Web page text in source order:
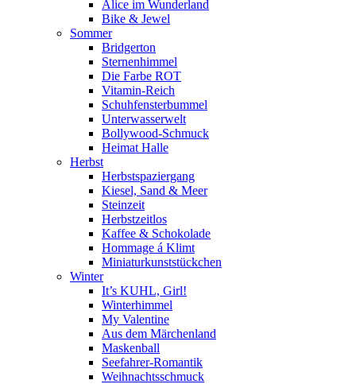
Alice im Wunderland
Bike & Jewel
Sommer
Bridgerton
Sternenhimmel
Die Farbe ROT
Vitamin-Reich
Schuhfensterbummel
Unterwasserwelt
Bollywood-Schmuck
Heimat Halle
Herbst
Herbstspaziergang
Kiesel, Sand & Meer
Steinzeit
Herbstzeitlos
Kaffee & Schokolade
Hommage á Klimt
Miniaturkunststückchen
Winter
It’s KUHL, Girl!
Winterhimmel
My Valentine
Aus dem Märchenland
Maskenball
Seefahrer-Romantik
Weihnachtsschmuck